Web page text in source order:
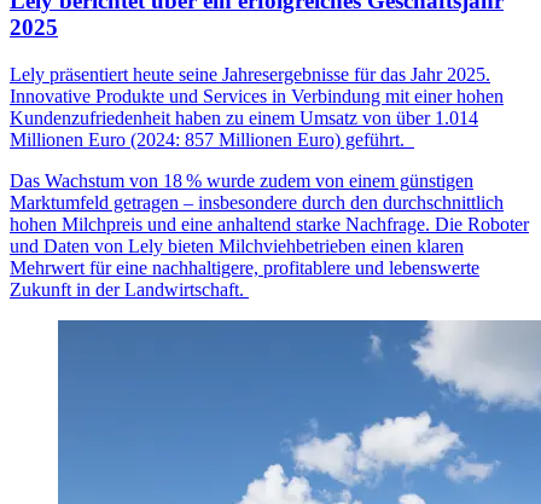
2025
Lely präsentiert heute seine Jahresergebnisse für das Jahr 2025.
Innovative Produkte und Services in Verbindung mit einer hohen
Kundenzufriedenheit haben zu einem Umsatz von über 1.014
Millionen Euro (2024: 857 Millionen Euro) geführt.
Das Wachstum von 18% wurde zudem von einem günstigen
Marktumfeld getragen – insbesondere durch den durchschnittlich
hohen Milchpreis und eine anhaltend starke Nachfrage. Die Roboter
und Daten von Lely bieten Milchviehbetrieben einen klaren
Mehrwert für eine nachhaltigere, profitablere und lebenswerte
Zukunft in der Landwirtschaft.